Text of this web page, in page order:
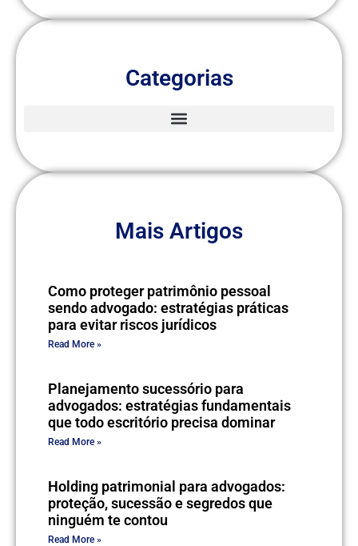
Categorias
Mais Artigos
Como proteger patrimônio pessoal
sendo advogado: estratégias práticas
para evitar riscos jurídicos
Read More »
Planejamento sucessório para
advogados: estratégias fundamentais
que todo escritório precisa dominar
Read More »
Holding patrimonial para advogados:
proteção, sucessão e segredos que
ninguém te contou
Read More »